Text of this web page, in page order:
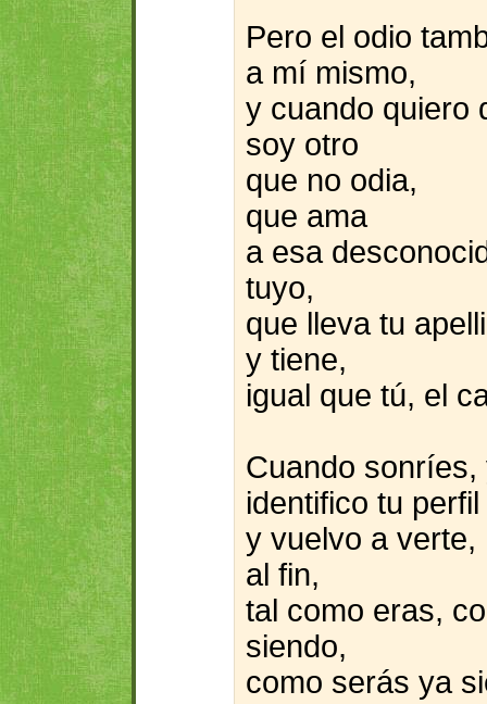
Pero el odio
a mí mismo,
y cuando quiero
soy otro
que no odia,
que ama
a esa
tuyo,
que lleva tu
y tiene,
igual que tú, el
Cuando
identifico tu
y vuelvo a verte,
al fin,
tal como eras,
siendo,
como serás ya